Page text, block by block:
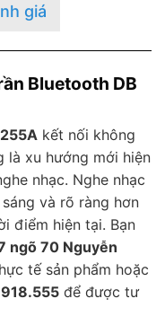
giá
Bluetooth DB
kết nối không
là xu hướng mới hiện
nhạc. Nghe nhạc
và rõ ràng hơn
điểm hiện tại. Bạn
ngõ 70 Nguyễn
tế sản phẩm hoặc
để được tư